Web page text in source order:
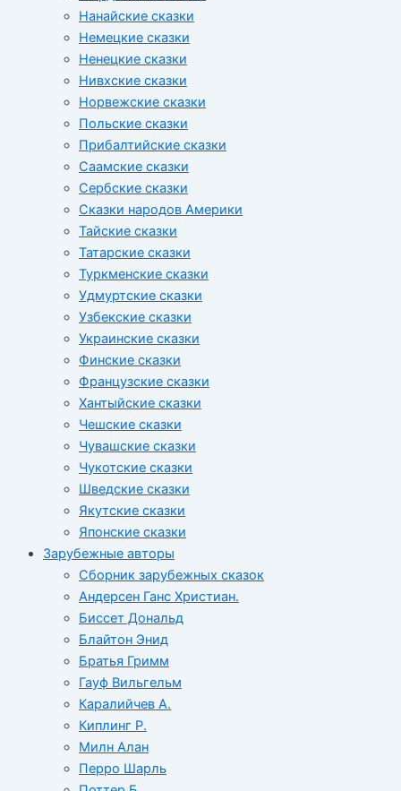
Нанайские сказки
Немецкие сказки
Ненецкие сказки
Нивхские сказки
Норвежские сказки
Польские сказки
Прибалтийские сказки
Cаамские сказки
Сербские сказки
Сказки народов Америки
Тайские сказки
Татарские сказки
Туркменские сказки
Удмуртские сказки
Узбекские сказки
Украинские сказки
Финские сказки
Французские сказки
Хантыйские сказки
Чешские сказки
Чувашские сказки
Чукотские сказки
Шведские сказки
Якутские сказки
Японские сказки
Зарубежные авторы
Сборник зарубежных сказок
Андерсен Ганс Христиан.
Биссет Дональд
Блайтон Энид
Братья Гримм
Гауф Вильгельм
Каралийчев А.
Киплинг Р.
Милн Алан
Перро Шарль